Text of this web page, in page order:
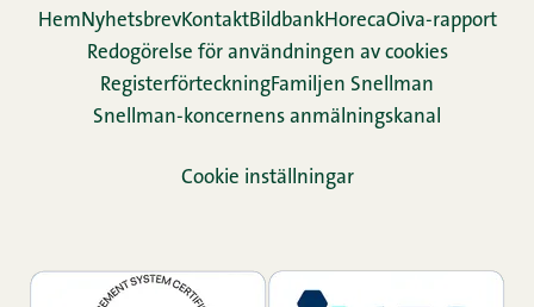
HemNyhetsbrevKontaktBildbankHorecaOiva-rapport
Redogörelse för användningen av cookies
Re­gis­ter­för­teck­ningFamiljen Snellman
Snellman-koncernens anmälningskanal
Cookie inställningar